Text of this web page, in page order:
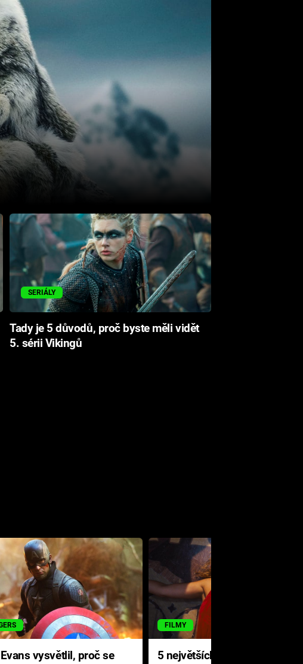
SERIÁLY
Tady je 5 důvodů, proč byste měli vidět
5. sérii Vikingů
vysvětlil, proč se
FILMY
5 největších propadáků